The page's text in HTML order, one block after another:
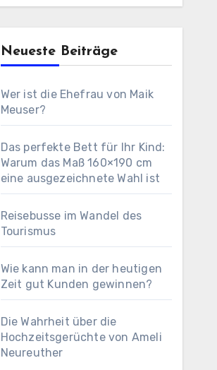
Neueste Beiträge
Wer ist die Ehefrau von Maik
Meuser?
Das perfekte Bett für Ihr Kind:
Warum das Maß 160×190 cm
eine ausgezeichnete Wahl ist
Reisebusse im Wandel des
Tourismus
Wie kann man in der heutigen
Zeit gut Kunden gewinnen?
Die Wahrheit über die
Hochzeitsgerüchte von Ameli
Neureuther